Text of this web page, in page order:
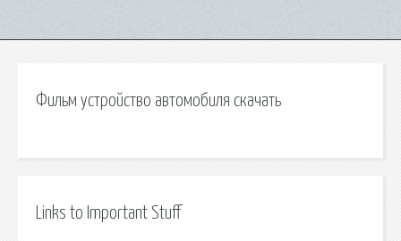
Фильм устройство автомобиля скачать
Links to Important Stuff